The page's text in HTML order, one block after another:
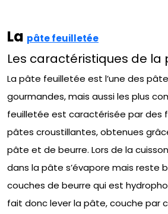
La pâte feuilletée
Les caractéristiques de la
La pâte feuilletée est l’une des
gourmandes, mais aussi les plus
feuilletée est caractérisée par des
pâtes croustillantes, obtenues
pâte et de beurre. Lors de la
dans la pâte s’évapore mais reste
couches de beurre qui est
fait donc lever la pâte, couche par